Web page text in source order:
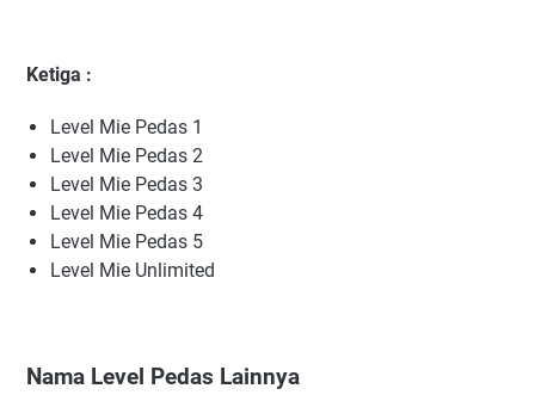
Ketiga :
Level Mie Pedas 1
Level Mie Pedas 2
Level Mie Pedas 3
Level Mie Pedas 4
Level Mie Pedas 5
Level Mie Unlimited
Nama Level Pedas Lainnya